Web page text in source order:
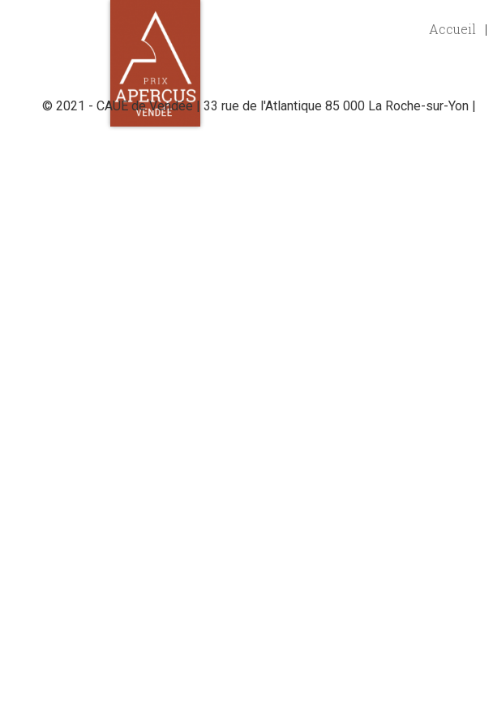
Accueil
© 2021 - CAUE de Vendée | 33 rue de l'Atlantique 85 000 La Roche-sur-Yon |